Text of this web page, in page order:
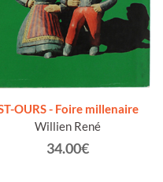
OURS - Foire millenaire
Willien René
34.00€